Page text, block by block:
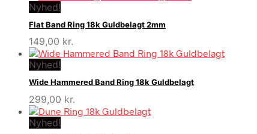
Nyhed!
Flat Band Ring 18k Guldbelagt 2mm
149,00 kr.
Nyhed!
Wide Hammered Band Ring 18k Guldbelagt
299,00 kr.
Nyhed!